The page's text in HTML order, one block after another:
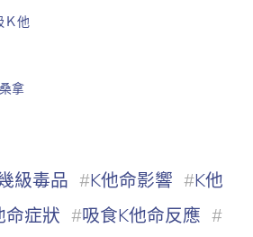
Ｋ他
拿
級毒品 #K他命影響 #K他
命症狀 #吸食K他命反應 #